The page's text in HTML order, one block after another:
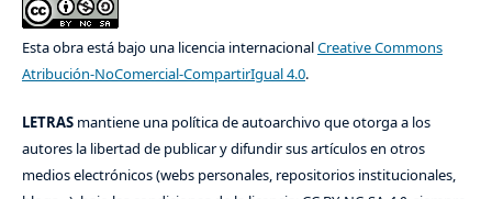
Esta obra está bajo una licencia internacionalCreative Commons
Atribución-NoComercial-CompartirIgual 4.0.
LETRASmantiene una política de autoarchivo que otorga a los
autores la libertad de publicar y difundir sus artículos en otros
medios electrónicos (webs personales, repositorios institucionales,